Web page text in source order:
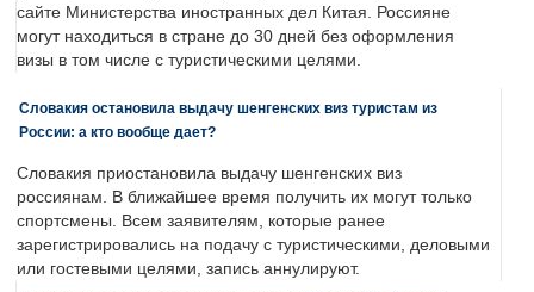
сайте Министерства иностранных дел Китая. Россияне
могут находиться в стране до 30 дней без оформления
визы в том числе с туристическими целями.
Словакия остановила выдачу шенгенских виз туристам из
России: а кто вообще дает?
Словакия приостановила выдачу шенгенских виз
россиянам. В ближайшее время получить их могут только
спортсмены. Всем заявителям, которые ранее
зарегистрировались на подачу с туристическими, деловыми
или гостевыми целями, запись аннулируют.